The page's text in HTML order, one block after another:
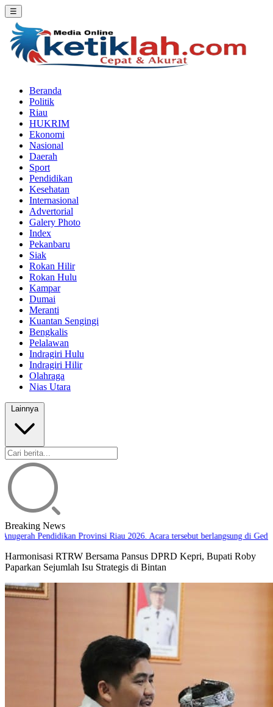
☰
Beranda
Politik
Riau
HUKRIM
Ekonomi
Nasional
Daerah
Sport
Pendidikan
Kesehatan
Internasional
Advertorial
Galery Photo
Index
Pekanbaru
Siak
Rokan Hilir
Rokan Hulu
Kampar
Dumai
Meranti
Kuantan Sengingi
Bengkalis
Pelalawan
Indragiri Hulu
Indragiri Hilir
Olahraga
Nias Utara
Lainnya
Breaking News
Pendidikan Provinsi Riau 2026. Acara tersebut berlangsung di
Harmonisasi RTRW Bersama Pansus DPRD Kepri, Bupati Roby
Paparkan Sejumlah Isu Strategis di Bintan